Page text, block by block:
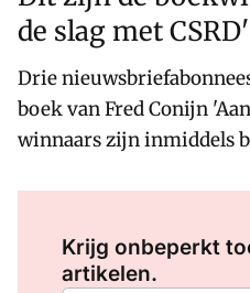
de slag met CSRD'
Drie
boek van Fred Conijn
winnaars zijn inmiddels
Krijg onbeperkt
artikelen.